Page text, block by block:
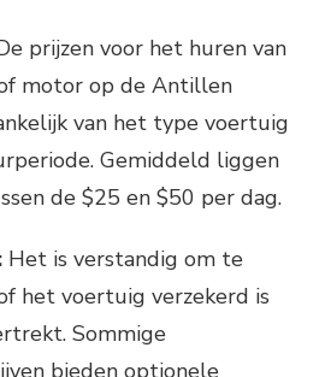
prijzen voor het huren van
motor op de Antillen
van het type voertuig
Gemiddeld liggen
de $25 en $50 per dag.
Het is verstandig om te
het voertuig verzekerd is
Sommige